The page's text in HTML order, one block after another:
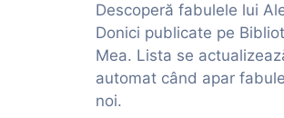
Descoperă fabulele lui
Donici publicate pe
Mea. Lista se
automat când apar fabule
noi.